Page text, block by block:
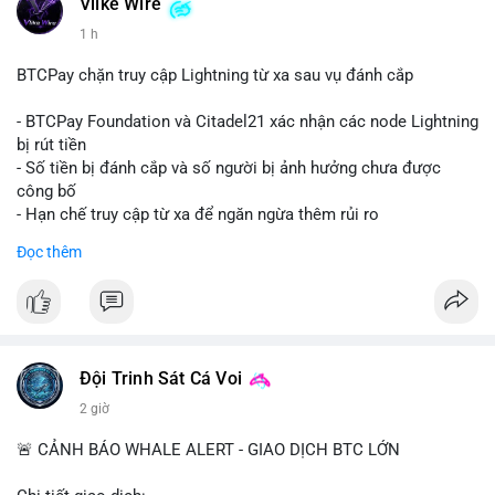
giao dịch OTC. Áp lực bán trực tiếp lên sàn là thấp, nhưng tâm
lớn.
Nhà đầu tư nhỏ lẻ nên theo dõi xác nhận giao dịch và dòng
tiền tiếp theo từ ví nguồn. Không nên hành động vội vàng dựa
trên một giao dịch đơn lẻ; hãy quan sát thêm 2-3 khối lượng
tương tự trong 24 giờ tới để xác định xu hướng rõ ràng.
Vlike Wire
1 h
BTCPay chặn truy cập Lightning từ xa sau vụ đánh cắp
- BTCPay Foundation và Citadel21 xác nhận các node Lightning
bị rút tiền
- Số tiền bị đánh cắp và số người bị ảnh hưởng chưa được
công bố
- Hạn chế truy cập từ xa để ngăn ngừa thêm rủi ro
#binancesquare
$btc
📰 Nguồn: Cointelegraph
Đọc thêm
Đội Trinh Sát Cá Voi
2 giờ
🚨 CẢNH BÁO WHALE ALERT - GIAO DỊCH BTC LỚN